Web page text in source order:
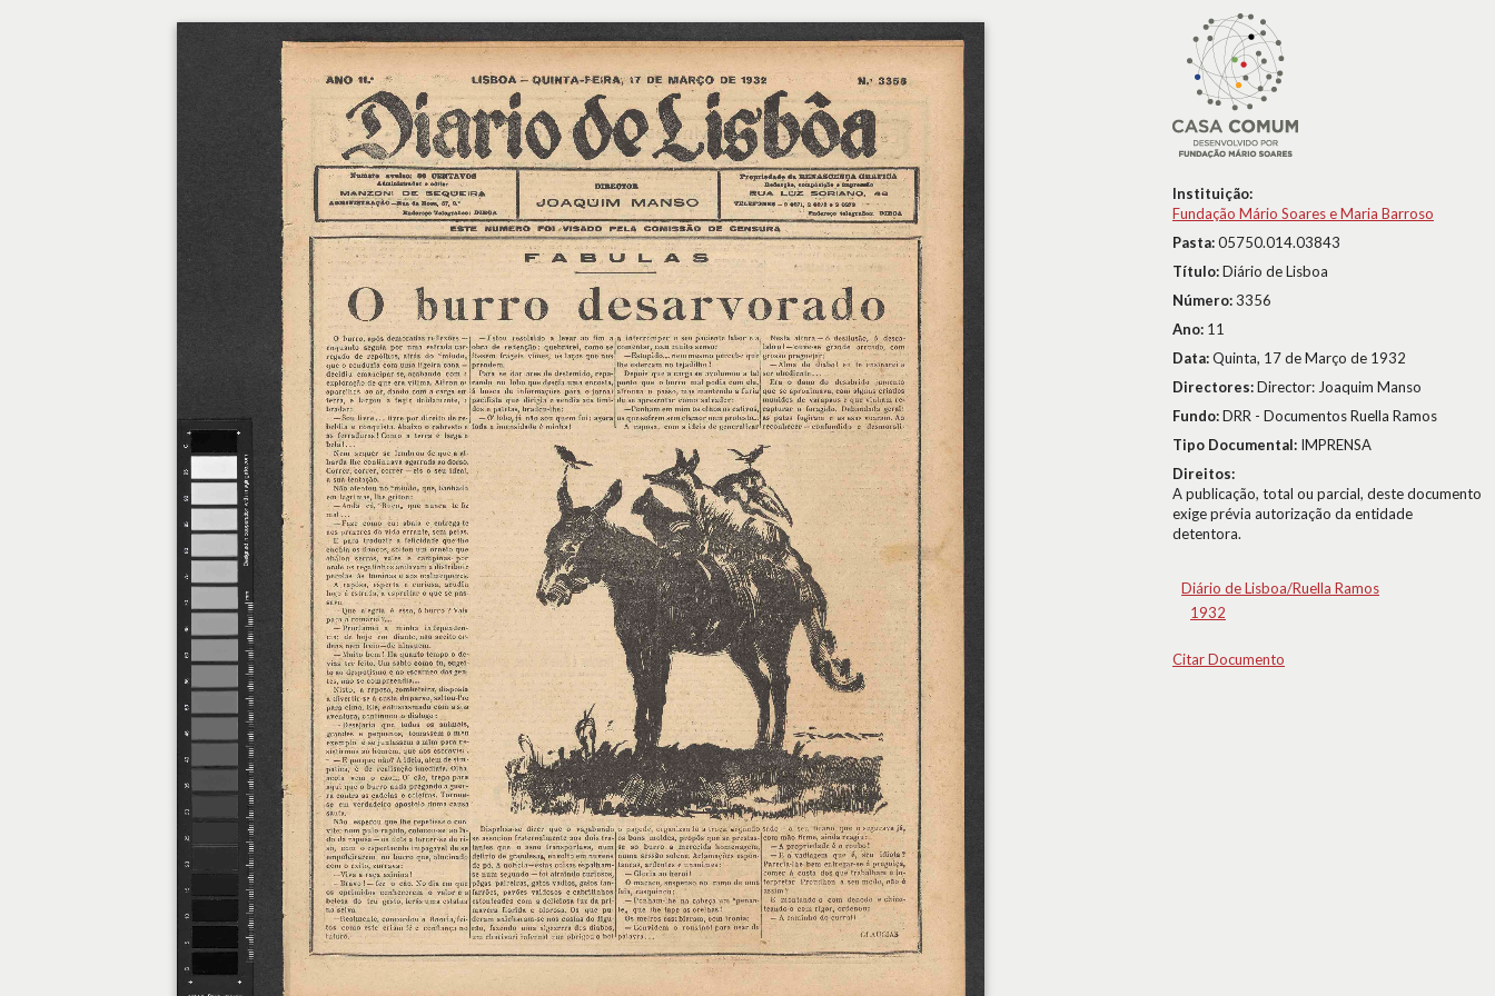
Instituição:
Fundação Mário Soares e Maria Barroso
Pasta:05750.014.03843
Título:Diário de Lisboa
Número:3356
Ano: 11
Data:Quinta, 17 de Março de 1932
Directores:Director: Joaquim Manso
Fundo:DRR - Documentos Ruella Ramos
Tipo Documental: IMPRENSA
Direitos:
A publicação, total ou parcial, deste documento
exige prévia autorização da entidade
detentora.
Diário de Lisboa/Ruella Ramos
1932
Citar Documento